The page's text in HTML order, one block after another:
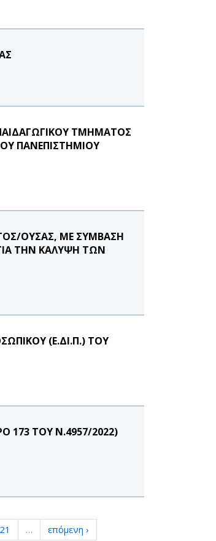
ΤΜΗΜΑΤΟΣ
ΠΑΝΕΠΙΣΤΗΜΙΟΥ
ΟΥΣΑΣ, ΜΕ ΣΥΜΒΑΣΗ
ΤΗΝ ΚΑΛΥΨΗ ΤΩΝ
(Ε.ΔΙ.Π.) ΤΟΥ
ΤΟΥ Ν.4957/2022)
21 …
επόμενη ›